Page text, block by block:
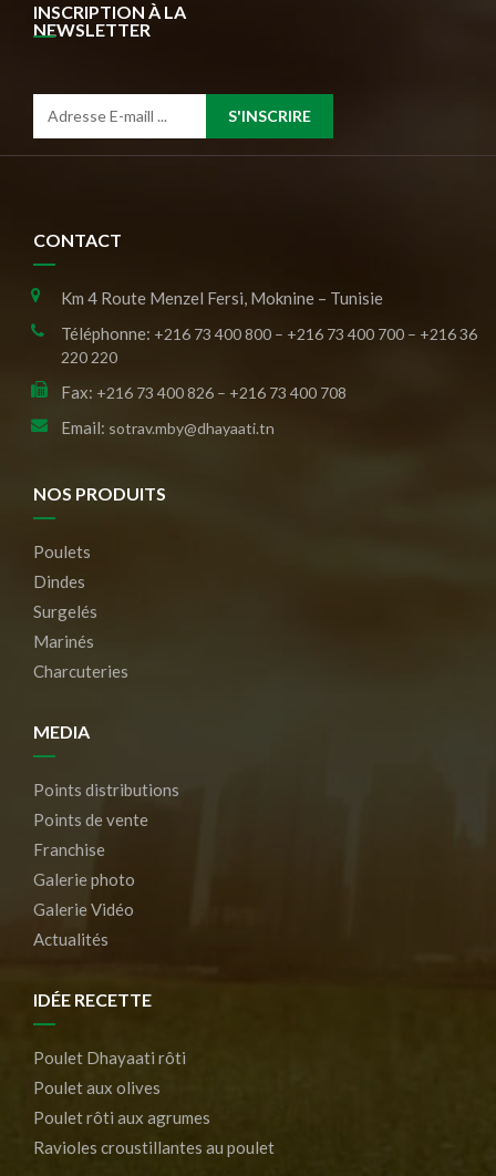
INSCRIPTION À LA
NEWSLETTER
S'INSCRIRE
CONTACT
Km 4 Route Menzel Fersi, Moknine – Tunisie
Téléphonne: +216 73 400 800 – +216 73 400 700 – +216 36
220 220
Fax: +216 73 400 826 – +216 73 400 708
Email: sotrav.mby@dhayaati.tn
NOS PRODUITS
Poulets
Dindes
Surgelés
Marinés
Charcuteries
MEDIA
Points distributions
Points de vente
Franchise
Galerie photo
Galerie Vidéo
Actualités
IDÉE RECETTE
Poulet Dhayaati rôti
Poulet aux olives
Poulet rôti aux agrumes
Ravioles croustillantes au poulet